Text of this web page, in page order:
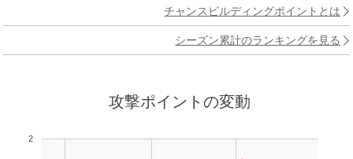
チャンスビルディングポイントとは
シーズン累計のランキングを見る
攻撃ポイントの変動
2